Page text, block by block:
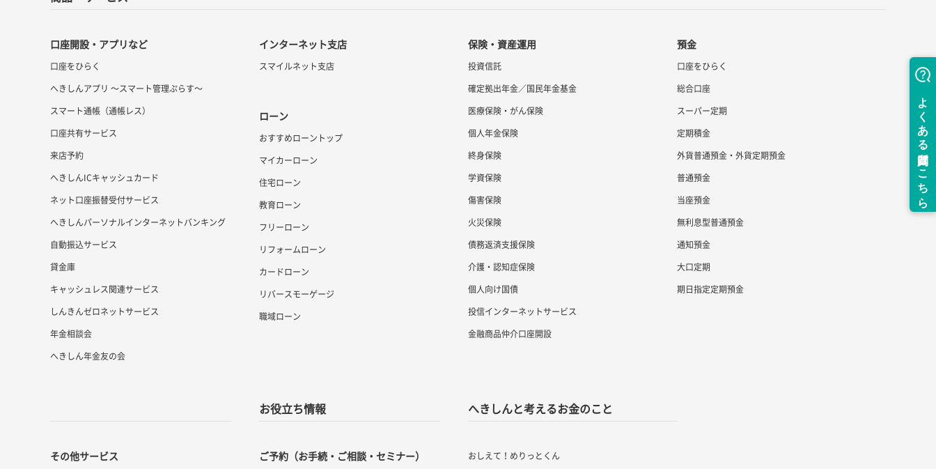
口座開設・アプリなど
口座をひらく
へきしんアプリ ～スマート管理ぷらす～
スマート通帳（通帳レス）
口座共有サービス
来店予約
へきしんICキャッシュカード
ネット口座振替受付サービス
へきしんパーソナルインターネットバンキング
自動振込サービス
貸金庫
キャッシュレス関連サービス
しんきんゼロネットサービス
年金相談会
へきしん年金友の会
インターネット支店
スマイルネット支店
ローン
おすすめローントップ
マイカーローン
住宅ローン
教育ローン
フリーローン
リフォームローン
カードローン
リバースモーゲージ
職域ローン
保険・資産運用
投資信託
確定拠出年金／国民年金基金
医療保険・がん保険
個人年金保険
終身保険
学資保険
傷害保険
火災保険
債務返済支援保険
介護・認知症保険
個人向け国債
投信インターネットサービス
金融商品仲介口座開設
預金
口座をひらく
総合口座
スーパー定期
定期積金
外貨普通預金・外貨定期預金
普通預金
当座預金
無利息型普通預金
通知預金
大口定期
期日指定定期預金
その他サービス
お役立ち情報
ご予約（お手続・ご相談・セミナー）
へきしんと考えるお金のこと
おしえて！めりっとくん